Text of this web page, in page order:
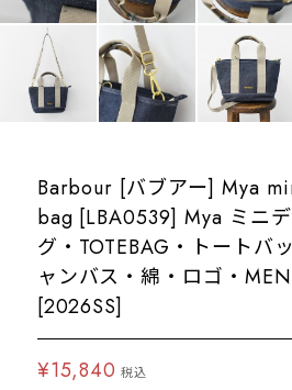
Barbour [バブアー] Mya
bag [LBA0539] Mya ミニ
グ・TOTEBAG・トートバ
ャンバス・綿・ロゴ・
[2026SS]
¥15,840 税込